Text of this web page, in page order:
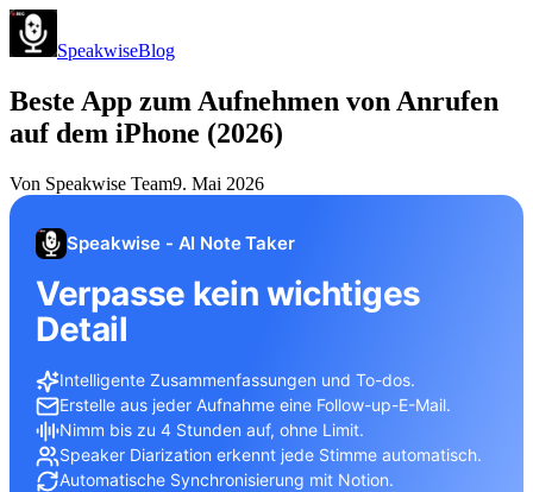
SpeakwiseBlog
Beste App zum Aufnehmen von Anrufen
auf dem iPhone (2026)
Von Speakwise Team9. Mai 2026
Speakwise - AI Note Taker
Verpasse kein wichtiges
Detail
Intelligente Zusammenfassungen und To-dos.
Erstelle aus jeder Aufnahme eine Follow-up-E-Mail.
Nimm bis zu 4 Stunden auf, ohne Limit.
Speaker Diarization erkennt jede Stimme automatisch.
Automatische Synchronisierung mit Notion.